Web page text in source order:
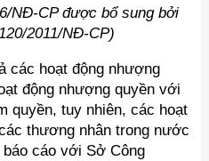
NĐ-CP được bổ sung bởi
2011/NĐ-CP)
các hoạt động nhượng
động nhượng quyền với
quyền, tuy nhiên, các hoạt
thương nhân trong nước
cáo với Sở Công